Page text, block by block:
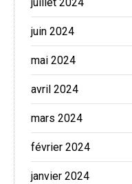
juin 2024
mai 2024
avril 2024
mars 2024
février 2024
janvier 2024